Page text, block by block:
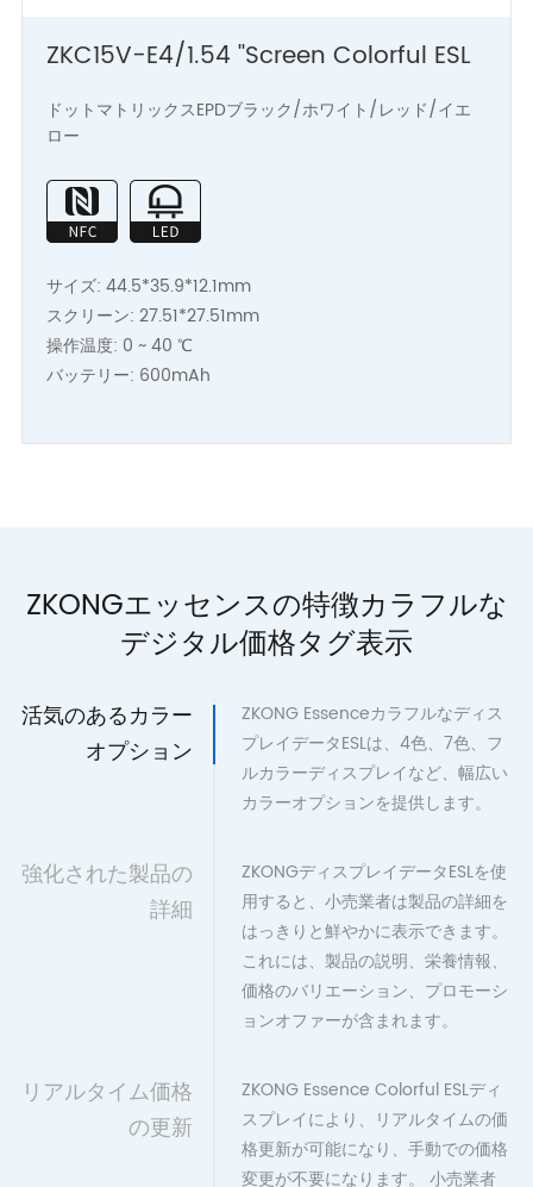
ZKC15V-E4/1.54 ''Screen Colorful ESL
ドットマトリックスEPDブラック/ホワイト/レッド/イエ
ロー
サイズ: 44.5*35.9*12.1mm
スクリーン: 27.51*27.51mm
操作温度: 0 ~ 40 ℃
バッテリー: 600mAh
ZKONGエッセンスの特徴カラフルな
デジタル価格タグ表示
活気のあるカラー
オプション
ZKONG Essenceカラフルなディス
プレイデータESLは、4色、7色、フ
ルカラーディスプレイなど、幅広い
カラーオプションを提供します。
強化された製品の
詳細
ZKONGディスプレイデータESLを使
用すると、小売業者は製品の詳細を
はっきりと鮮やかに表示できます。
これには、製品の説明、栄養情報、
価格のバリエーション、プロモーシ
ョンオファーが含まれます。
リアルタイム価格
の更新
ZKONG Essence Colorful ESLディ
スプレイにより、リアルタイムの価
格更新が可能になり、手動での価格
変更が不要になります。 小売業者